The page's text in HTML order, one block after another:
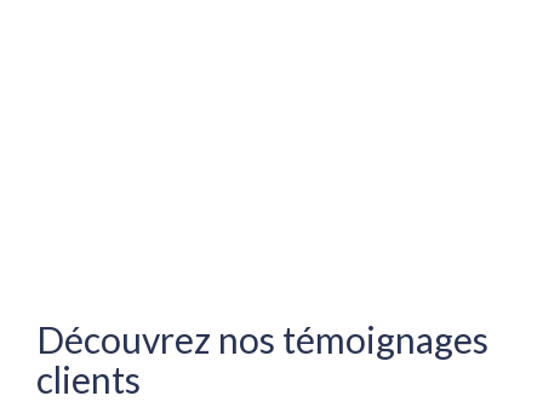
Découvrez nos témoignages
clients